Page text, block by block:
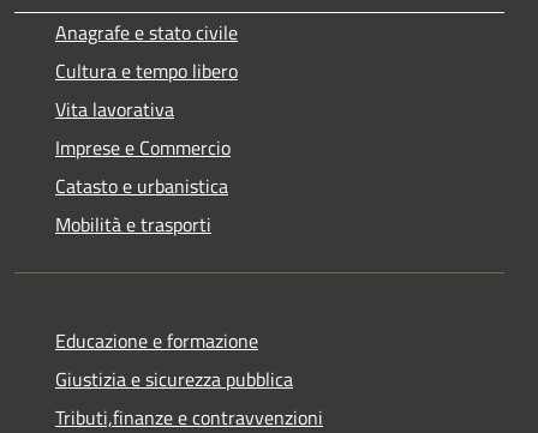
Anagrafe e stato civile
Cultura e tempo libero
Vita lavorativa
Imprese e Commercio
Catasto e urbanistica
Mobilità e trasporti
Educazione e formazione
Giustizia e sicurezza pubblica
Tributi,finanze e contravvenzioni